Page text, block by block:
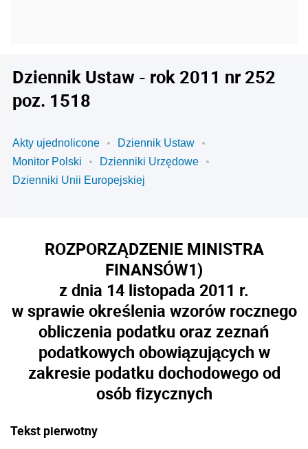
Dziennik Ustaw - rok 2011 nr 252
poz. 1518
Akty ujednolicone
Dziennik Ustaw
Monitor Polski
Dzienniki Urzędowe
Dzienniki Unii Europejskiej
ROZPORZĄDZENIE MINISTRA
FINANSÓW1)
z dnia 14 listopada 2011 r.
w sprawie określenia wzorów rocznego
obliczenia podatku oraz zeznań
podatkowych obowiązujących w
zakresie podatku dochodowego od
osób fizycznych
Tekst pierwotny